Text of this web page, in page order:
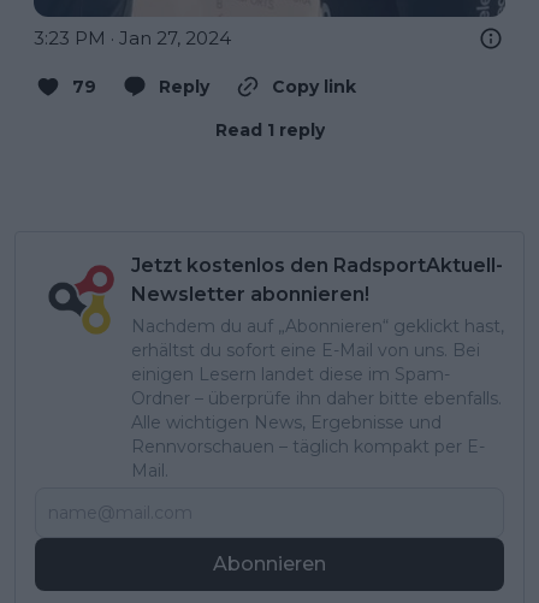
3:23 PM · Jan 27, 2024
79 Reply
Copy link
Read 1 reply
Jetzt kostenlos den RadsportAktuell-
Newsletter abonnieren!
Nachdem du auf „Abonnieren“ geklickt hast,
erhältst du sofort eine E-Mail von uns. Bei
einigen Lesern landet diese im Spam-
Ordner – überprüfe ihn daher bitte ebenfalls.
Alle wichtigen News, Ergebnisse und
Rennvorschauen – täglich kompakt per E-
Mail.
Abonnieren